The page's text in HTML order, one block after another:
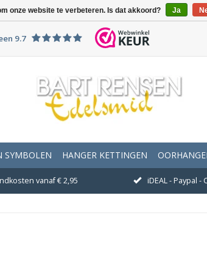
9.7
SYMBOLEN HANGER KETTINGEN
vanaf € 2,95 iDEAL - Paypal -
onze website te verbeteren. Is dat akkoord? Ja